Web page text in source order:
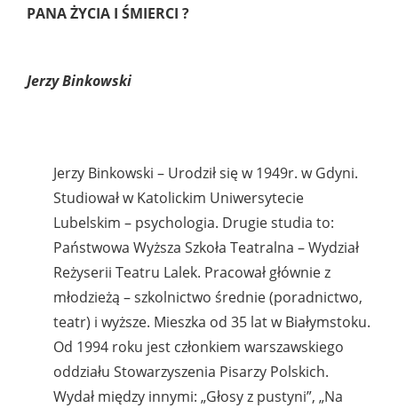
PANA ŻYCIA I ŚMIERCI ?
Jerzy Binkowski
Jerzy Binkowski – Urodził się w 1949r. w Gdyni.
Studiował w Katolickim Uniwersytecie
Lubelskim – psychologia. Drugie studia to:
Państwowa Wyższa Szkoła Teatralna – Wydział
Reżyserii Teatru Lalek. Pracował głównie z
młodzieżą – szkolnictwo średnie (poradnictwo,
teatr) i wyższe. Mieszka od 35 lat w Białymstoku.
Od 1994 roku jest członkiem warszawskiego
oddziału Stowarzyszenia Pisarzy Polskich.
Wydał między innymi: „Głosy z pustyni”, „Na